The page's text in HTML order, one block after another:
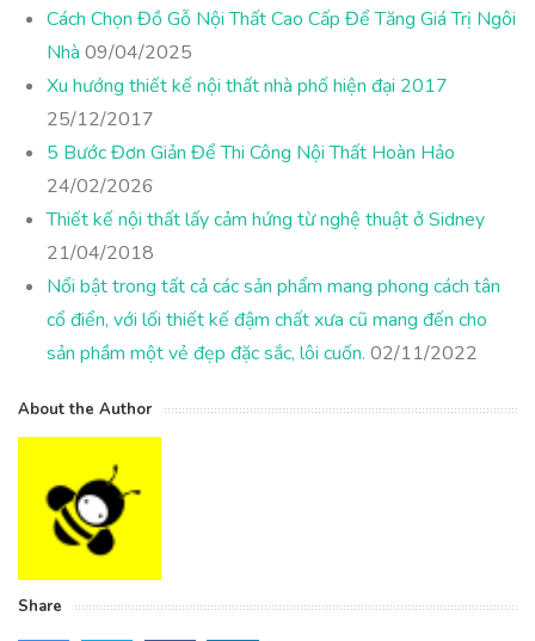
Cách Chọn Đồ Gỗ Nội Thất Cao Cấp Để Tăng Giá Trị Ngôi
Nhà 09/04/2025
Xu hướng thiết kế nội thất nhà phố hiện đại 2017
25/12/2017
5 Bước Đơn Giản Để Thi Công Nội Thất Hoàn Hảo
24/02/2026
Thiết kế nội thất lấy cảm hứng từ nghệ thuật ở Sidney
21/04/2018
Nổi bật trong tất cả các sản phẩm mang phong cách tân
cổ điển, với lối thiết kế đậm chất xưa cũ mang đến cho
sản phầm một vẻ đẹp đặc sắc, lôi cuốn. 02/11/2022
About the Author
Share